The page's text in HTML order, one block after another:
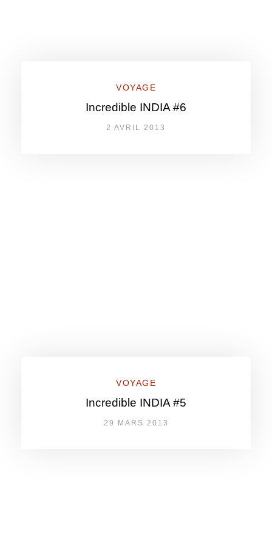
VOYAGE
Incredible INDIA #6
2 AVRIL 2013
VOYAGE
Incredible INDIA #5
29 MARS 2013